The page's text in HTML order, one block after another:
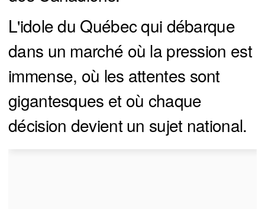
L'idole du Québec qui débarque
dans un marché où la pression est
immense, où les attentes sont
gigantesques et où chaque
décision devient un sujet national.